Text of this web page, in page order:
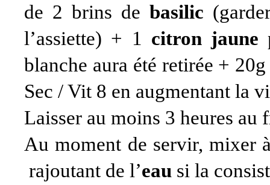
de 2 brins debasilic
l’assiette) + 1 citron jaune
blanche aura été retirée + 20g
Sec / Vit 8 en augmentant la
Laisser au moins 3 heures au
Au moment de servir, mixer
rajoutant de l’eau si la